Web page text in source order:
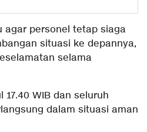
agar personel tetap siaga
situasi ke depannya,
selama
WIB dan seluruh
dalam situasi aman